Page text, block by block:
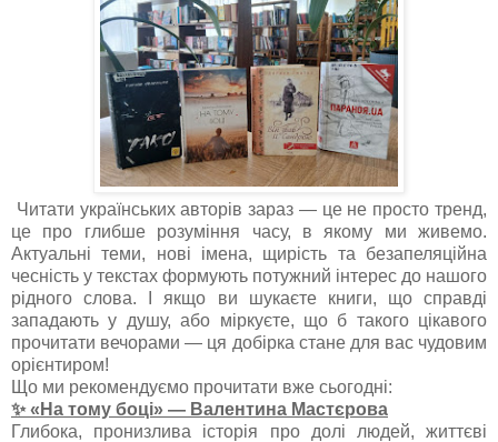
Читати українських авторів зараз — це не просто тренд,
це про глибше розуміння часу, в якому ми живемо.
Актуальні теми, нові імена, щирість та безапеляційна
чесність у текстах формують потужний інтерес до нашого
рідного слова. І якщо ви шукаєте книги, що справді
западають у душу, або міркуєте, що б такого цікавого
прочитати вечорами — ця добірка стане для вас чудовим
орієнтиром!
Що ми рекомендуємо прочитати вже сьогодні:
✨ «На тому боці» — Валентина Мастєрова
Глибока, пронизлива історія про долі людей, життєві